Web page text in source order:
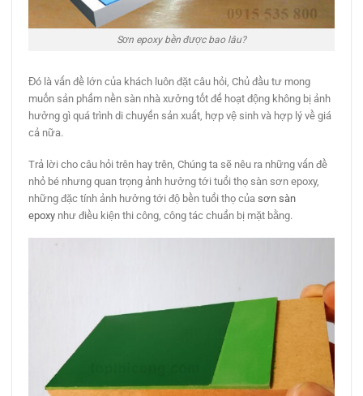
Sơn epoxy bền được bao lâu?
Đó là vấn đề lớn của khách luôn đặt câu hỏi, Chủ đầu tư mong
muốn sản phẩm nền sàn nhà xưởng tốt để hoạt động không bị ảnh
hưởng gì quá trình di chuyển sản xuất, hợp vệ sinh và hợp lý về giá
cả nữa.
Trả lời cho câu hỏi trên hay trên, Chúng ta sẽ nêu ra những vấn đề
nhỏ bé nhưng quan trọng ảnh hưởng tới tuổi thọ sàn sơn epoxy,
những đặc tính ảnh hưởng tới độ bền tuổi thọ củasơn sàn
epoxy như điều kiện thi công, công tác chuẩn bị mặt bằng.